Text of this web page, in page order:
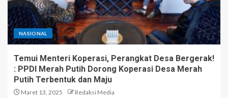
NASIONAL
Temui Menteri Koperasi, Perangkat Desa Bergerak!
: PPDI Merah Putih Dorong Koperasi Desa Merah
Putih Terbentuk dan Maju
Maret 13, 2025 Redaksi Media